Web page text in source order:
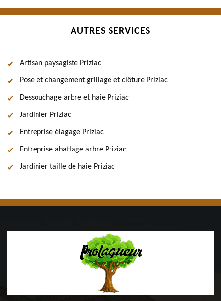
AUTRES SERVICES
Artisan paysagiste Priziac
Pose et changement grillage et clôture Priziac
Dessouchage arbre et haie Priziac
Jardinier Priziac
Entreprise élagage Priziac
Entreprise abattage arbre Priziac
Jardinier taille de haie Priziac